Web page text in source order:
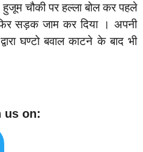
चौकी पर हल्ला बोल कर पहले
सड़क जाम कर दिया । अपनी
घण्टो बवाल काटने के बाद भी
us on: